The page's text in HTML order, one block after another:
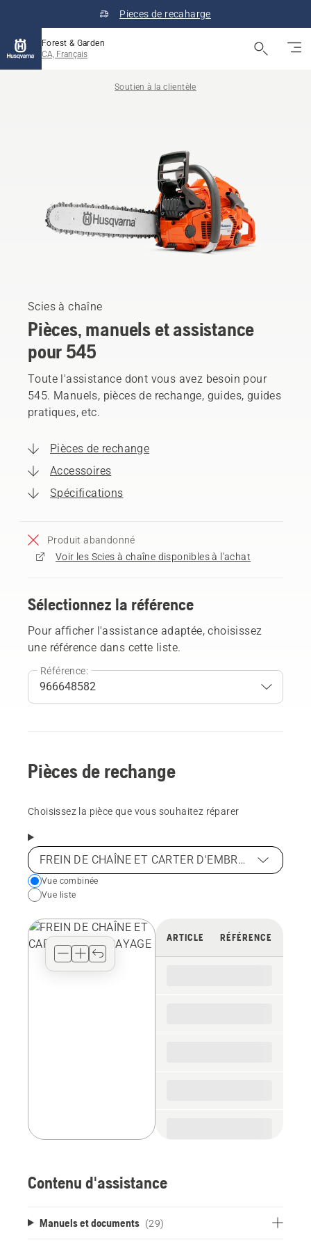
Pieces de recaharge
Forest & Garden
CA, Français
Soutien à la clientèle
Scies à chaîne
Pièces, manuels et assistance
pour 545
Toute l'assistance dont vous avez besoin pour
545. Manuels, pièces de rechange, guides, guides
pratiques, etc.
Pièces de rechange
Accessoires
Spécifications
Produit abandonné
Voir les Scies à chaîne disponibles à l'achat
Sélectionnez la référence
Pour afficher l'assistance adaptée, choisissez
une référence dans cette liste.
Référence:
Pièces de rechange
Choisissez la pièce que vous souhaitez réparer
FREIN DE CHAÎNE ET CARTER D'EMBRAYAGE
Choose
your
view
type
Vue combinée
Vue liste
ARTICLE RÉFÉRENCE
Contenu d'assistance
Manuels et documents (29)